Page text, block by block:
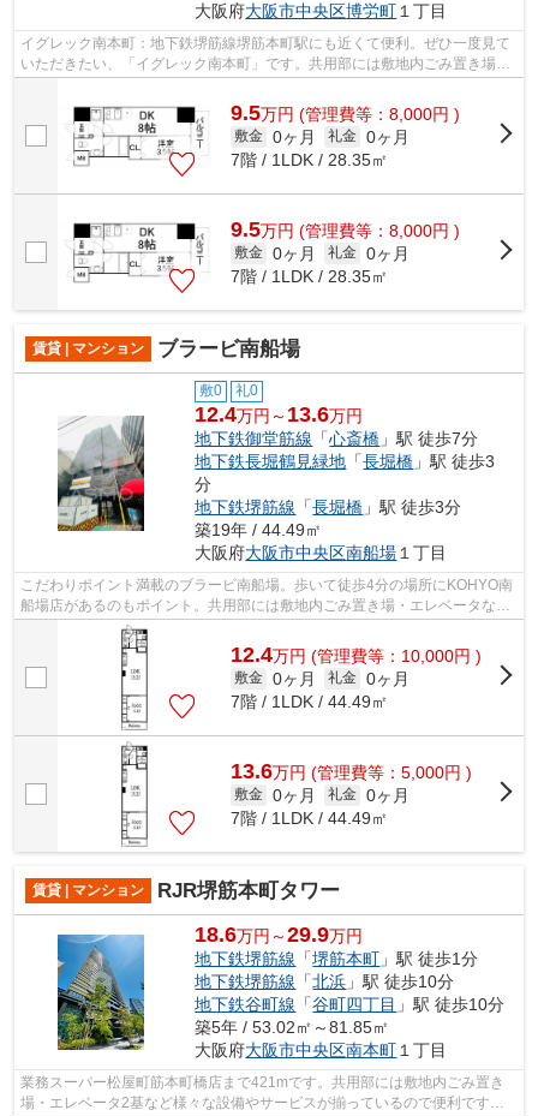
大阪府大阪市中央区博労町１丁目
イグレック南本町：地下鉄堺筋線堺筋本町駅にも近くて便利。ぜひ一度見て
いただきたい、「イグレック南本町」です。共用部には敷地内ごみ置き場・
9.5万円 (管理費等：8,000円 )
敷金 0ヶ月 礼金 0ヶ月
7階 / 1LDK / 28.35㎡
9.5万円 (管理費等：8,000円 )
敷金 0ヶ月 礼金 0ヶ月
7階 / 1LDK / 28.35㎡
賃貸 | マンション ブラービ南船場
敷0 礼0
12.4万円～ 13.6万円
地下鉄御堂筋線 「心斎橋 」駅 徒歩7分
地下鉄長堀鶴見緑地 「長堀橋 」駅 徒歩3
分
地下鉄堺筋線 「長堀橋 」駅 徒歩3分
築19年 / 44.49㎡
大阪府大阪市中央区南船場 １丁目
こだわりポイント満載のブラービ南船場。歩いて徒歩4分の場所にKOHYO南
船場店があるのもポイント。共用部には敷地内ごみ置き場・エレベータなど
様々な設備やサービスが揃っているので...
12.4万円 (管理費等：10,000円 )
敷金 0ヶ月 礼金 0ヶ月
7階 / 1LDK / 44.49㎡
13.6万円 (管理費等：5,000円 )
敷金 0ヶ月 礼金 0ヶ月
7階 / 1LDK / 44.49㎡
賃貸 | マンション RJR堺筋本町タワー
18.6万円～29.9万円
地下鉄堺筋線 「堺筋本町 」駅 徒歩1分
地下鉄堺筋線 「北浜 」駅 徒歩10分
地下鉄谷町線 「谷町四丁目 」駅 徒歩10分
築5年 / 53.02㎡～81.85㎡
大阪府大阪市中央区南本町 １丁目
業務スーパー松屋町筋本町橋店まで421mです。共用部には敷地内ごみ置き
場・エレベータ2基など様々な設備やサービスが揃っているので便利です。